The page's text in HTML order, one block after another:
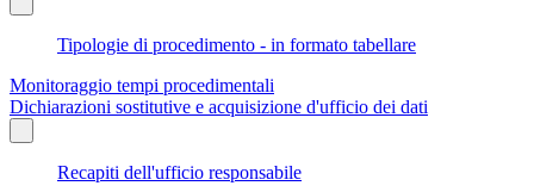
Tipologie di procedimento - in formato tabellare
Monitoraggio tempi procedimentali
Dichiarazioni sostitutive e acquisizione d'ufficio dei dati
Recapiti dell'ufficio responsabile